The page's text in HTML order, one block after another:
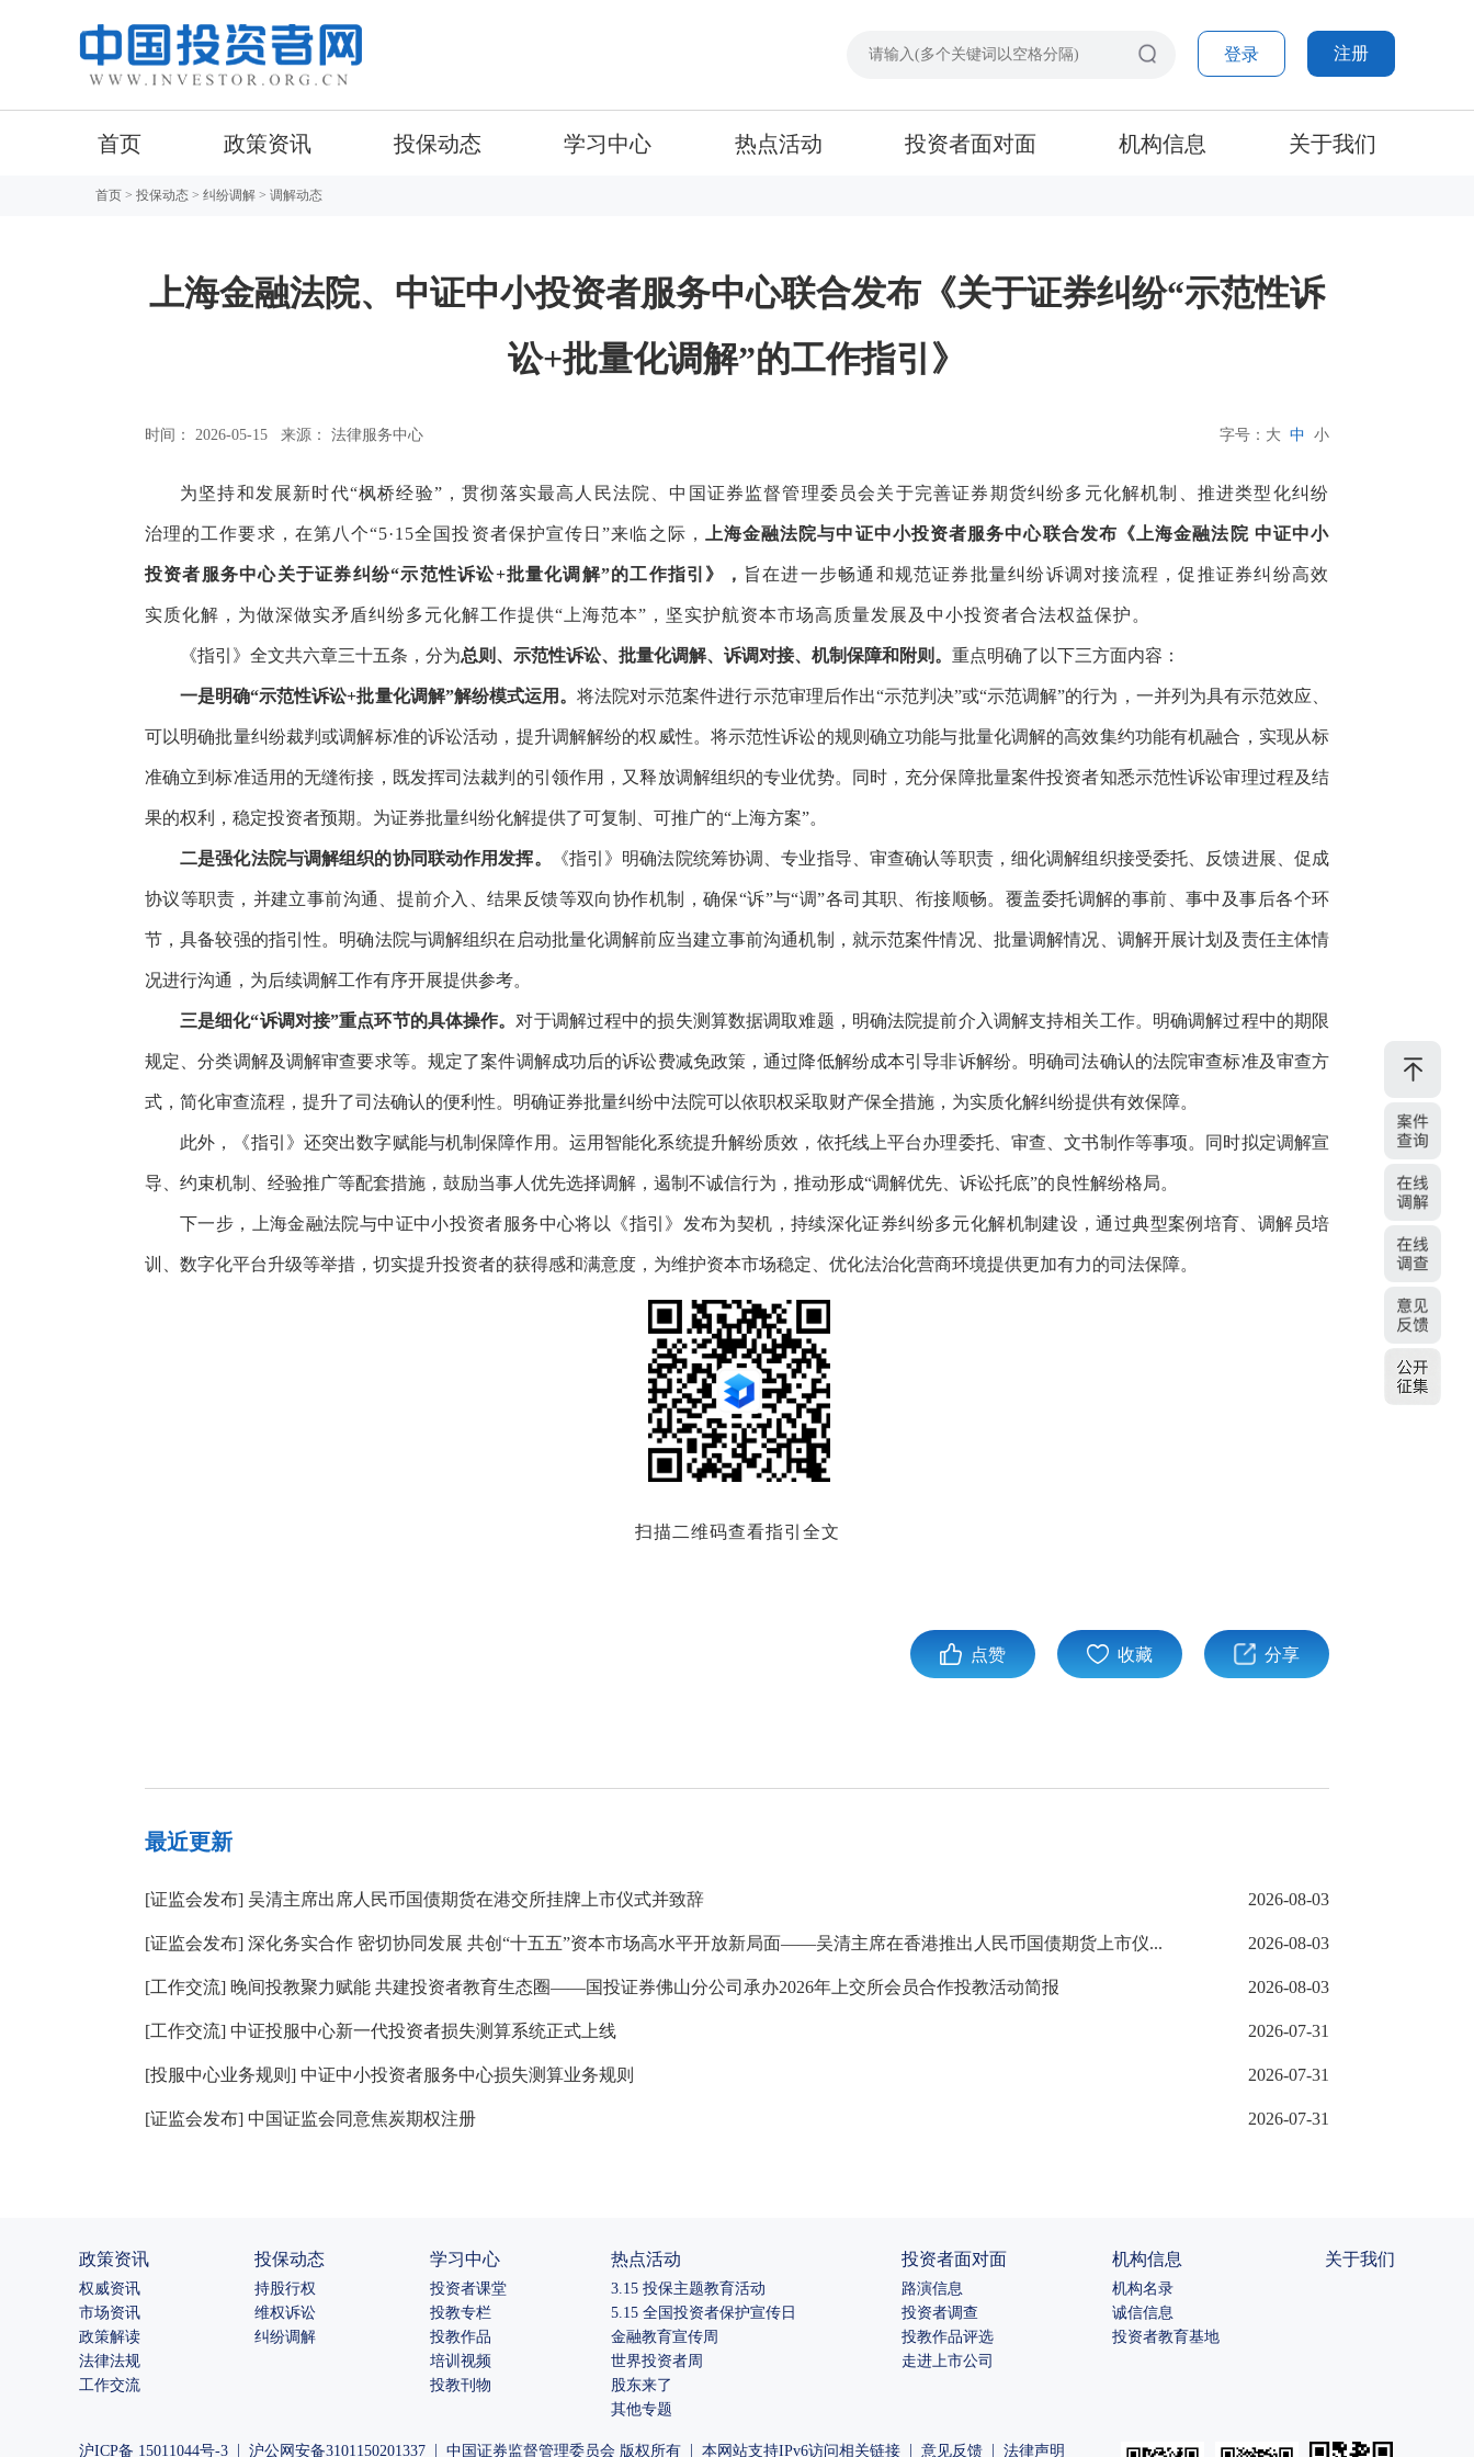
登录 注册
首页 政策资讯 投保动态 学习中心 热点活动 投资者面对面 机构信息 关于我们
首页 > 投保动态 > 纠纷调解 > 调解动态
上海金融法院、中证中小投资者服务中心联合发布《关于证券纠纷“示范性诉
讼+批量化调解”的工作指引》
时间： 2026-05-15 来源： 法律服务中心 字号： 大 中 小
为坚持和发展新时代“枫桥经验”，贯彻落实最高人民法院、中国证券监督管理委员会关于完善证券期货纠纷多元化解机制、推进类型化纠纷
治理的工作要求，在第八个“5·15全国投资者保护宣传日”来临之际， 上海金融法院与中证中小投资者服务中心联合发布《上海金融法院 中证中小
投资者服务中心关于证券纠纷“示范性诉讼+批量化调解”的工作指引》， 旨在进一步畅通和规范证券批量纠纷诉调对接流程，促推证券纠纷高效
实质化解，为做深做实矛盾纠纷多元化解工作提供“上海范本”，坚实护航资本市场高质量发展及中小投资者合法权益保护。
《指引》全文共六章三十五条，分为总则、示范性诉讼、批量化调解、诉调对接、机制保障和附则。 重点明确了以下三方面内容：
一是明确“示范性诉讼+批量化调解”解纷模式运用。将法院对示范案件进行示范审理后作出“示范判决”或“示范调解”的行为，一并列为具有示范效应、
可以明确批量纠纷裁判或调解标准的诉讼活动，提升调解解纷的权威性。将示范性诉讼的规则确立功能与批量化调解的高效集约功能有机融合，实现从标
准确立到标准适用的无缝衔接，既发挥司法裁判的引领作用，又释放调解组织的专业优势。同时，充分保障批量案件投资者知悉示范性诉讼审理过程及结
果的权利，稳定投资者预期。为证券批量纠纷化解提供了可复制、可推广的“上海方案”。
二是强化法院与调解组织的协同联动作用发挥。 《指引》明确法院统筹协调、专业指导、审查确认等职责，细化调解组织接受委托、反馈进展、促成
协议等职责，并建立事前沟通、提前介入、结果反馈等双向协作机制，确保“诉”与“调”各司其职、衔接顺畅。覆盖委托调解的事前、事中及事后各个环
节，具备较强的指引性。明确法院与调解组织在启动批量化调解前应当建立事前沟通机制，就示范案件情况、批量调解情况、调解开展计划及责任主体情
况进行沟通，为后续调解工作有序开展提供参考。
三是细化“诉调对接”重点环节的具体操作。 对于调解过程中的损失测算数据调取难题，明确法院提前介入调解支持相关工作。明确调解过程中的期限
规定、分类调解及调解审查要求等。规定了案件调解成功后的诉讼费减免政策，通过降低解纷成本引导非诉解纷。明确司法确认的法院审查标准及审查方
式，简化审查流程，提升了司法确认的便利性。明确证券批量纠纷中法院可以依职权采取财产保全措施，为实质化解纠纷提供有效保障。
此外，《指引》还突出数字赋能与机制保障作用。运用智能化系统提升解纷质效，依托线上平台办理委托、审查、文书制作等事项。同时拟定调解宣
导、约束机制、经验推广等配套措施，鼓励当事人优先选择调解，遏制不诚信行为，推动形成“调解优先、诉讼托底”的良性解纷格局。
下一步，上海金融法院与中证中小投资者服务中心将以《指引》发布为契机，持续深化证券纠纷多元化解机制建设，通过典型案例培育、调解员培
训、数字化平台升级等举措，切实提升投资者的获得感和满意度，为维护资本市场稳定、优化法治化营商环境提供更加有力的司法保障。
扫描二维码查看指引全文
点赞 收藏 分享
最近更新
[证监会发布] 吴清主席出席人民币国债期货在港交所挂牌上市仪式并致辞 2026-08-03
[证监会发布] 深化务实合作 密切协同发展 共创“十五五”资本市场高水平开放新局面——吴清主席在香港推出人民币国债期货上市仪... 2026-08-03
[工作交流] 晚间投教聚力赋能 共建投资者教育生态圈——国投证券佛山分公司承办2026年上交所会员合作投教活动简报 2026-08-03
[工作交流] 中证投服中心新一代投资者损失测算系统正式上线 2026-07-31
[投服中心业务规则 ] 中证中小投资者服务中心损失测算业务规则 2026-07-31
[证监会发布] 中国证监会同意焦炭期权注册 2026-07-31
政策资讯
权威资讯
市场资讯
政策解读
法律法规
工作交流
投保动态
持股行权
维权诉讼
纠纷调解
学习中心
投资者课堂
投教专栏
投教作品
培训视频
投教刊物
热点活动
3.15 投保主题教育活动
5.15 全国投资者保护宣传日
金融教育宣传周
世界投资者周
股东来了
其他专题
投资者面对面
路演信息
投资者调查
投教作品评选
走进上市公司
机构信息
机构名录
诚信信息
投资者教育基地
关于我们
沪ICP备 15011044号-3 沪公网安备3101150201337 中国证券监督管理委员会 版权所有 本网站支持IPv6访问相关链接 意见反馈 法律声明